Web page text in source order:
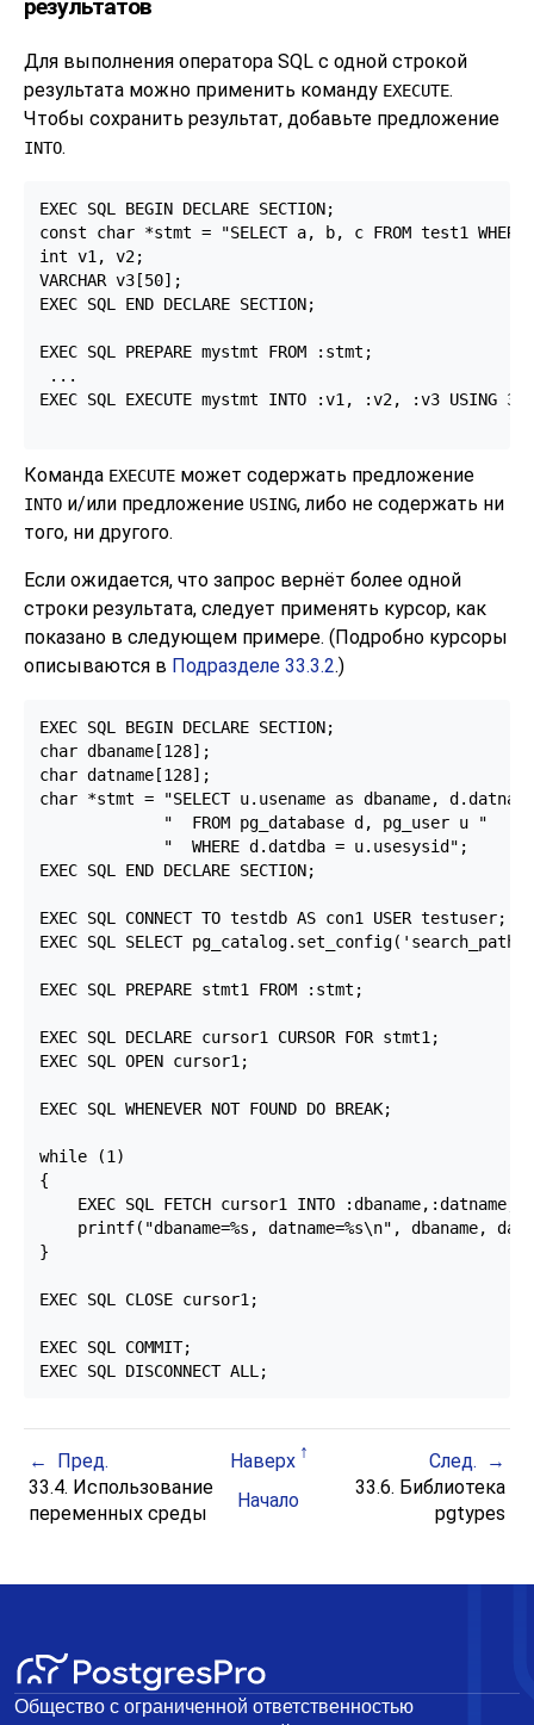
результатов
Для выполнения оператора SQL с одной строкой
результата можно применить команду EXECUTE.
Чтобы сохранить результат, добавьте предложение
INTO.
EXEC SQL BEGIN DECLARE SECTION;
const char *stmt = "SELECT a, b, c FROM test1
int v1, v2;
VARCHAR v3[50];
EXEC SQL END DECLARE SECTION;
EXEC SQL PREPARE mystmt FROM :stmt;
...
EXEC SQL EXECUTE mystmt INTO :v1, :v2, :v3 USING 37;
Команда EXECUTE может содержать предложение
INTO и/или предложение USING, либо не содержать ни
того, ни другого.
Если ожидается, что запрос вернёт более одной
строки результата, следует применять курсор, как
показано в следующем примере. (Подробно курсоры
описываются в Подразделе 33.3.2.)
EXEC SQL BEGIN DECLARE SECTION;
char dbaname[128];
char datname[128];
char *stmt = "SELECT u.usename as dbaname,
             "  FROM pg_database d, pg_user u "
             "  WHERE d.datdba = u.usesysid";
EXEC SQL END DECLARE SECTION;
EXEC SQL CONNECT TO testdb AS con1 USER testuser;
EXEC SQL SELECT
EXEC SQL PREPARE stmt1 FROM :stmt;
EXEC SQL DECLARE cursor1 CURSOR FOR stmt1;
EXEC SQL OPEN cursor1;
EXEC SQL WHENEVER NOT FOUND DO BREAK;
while (1)
{
    EXEC SQL FETCH cursor1 INTO :dbaname,:datname;
printf("dbaname=%s, datname=%s\n", dbaname,
}
EXEC SQL CLOSE cursor1;
EXEC SQL COMMIT;
EXEC SQL DISCONNECT ALL;
Пред. Наверх
След.
33.4. Использование
переменных среды
Начало
33.6. Библиотека
pgtypes
Общество с ограниченной ответственностью